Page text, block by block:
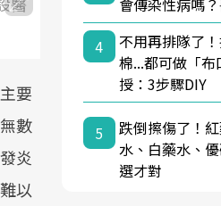
要
數
炎
以
會傳染性病嗎
4
不用再排隊了
棉...都可做「
授：3步驟DIY
5
跌倒擦傷了！
水、白藥水、
選才對